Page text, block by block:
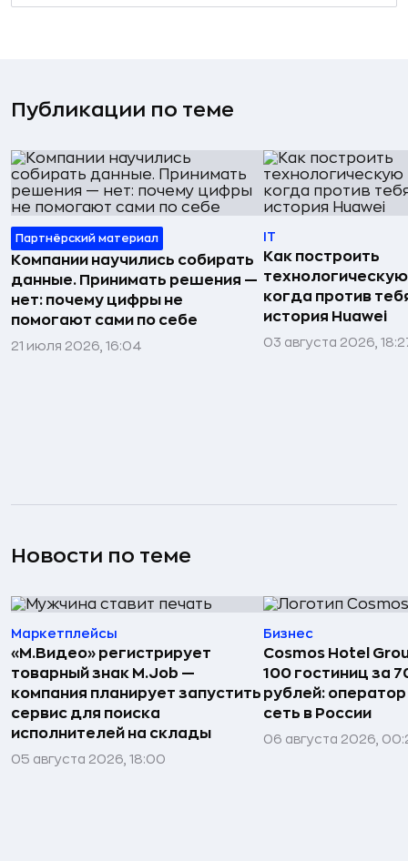
Публикации по теме
Партнёрский материал
Компании научились собирать
данные. Принимать решения —
нет: почему цифры не
помогают сами по себе
21 июля 2026, 16:04
IT
Как построить
когда против
история Huawei
03 августа 2026,
Новости по теме
Маркетплейсы
«М.Видео» регистрирует
товарный знак M.Job —
компания планирует запустить
сервис для поиска
исполнителей на склады
05 августа 2026, 18:00
Бизнес
Cosmos Hotel
100 гостиниц за
рублей:
сеть в России
06 августа 2026,